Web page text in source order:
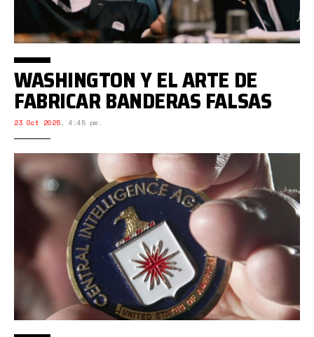
WASHINGTON Y EL ARTE DE
FABRICAR BANDERAS FALSAS
23 Oct 2025, 4:45 pm.